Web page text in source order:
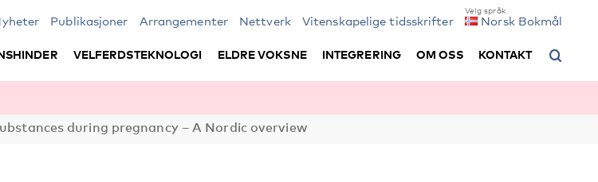
Publikasjoner Arrangementer Nettverk Vitenskapelige tidsskrifter Norsk Bokmål
VELFERDSTEKNOLOGI ELDRE VOKSNE INTEGRERING OM OSS KONTAKT
during ­pregnancy – A Nordic overview